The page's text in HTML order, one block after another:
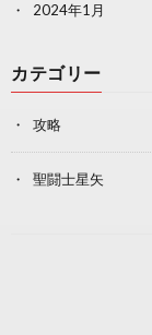
2024年1月
カテゴリー
攻略
聖闘士星矢